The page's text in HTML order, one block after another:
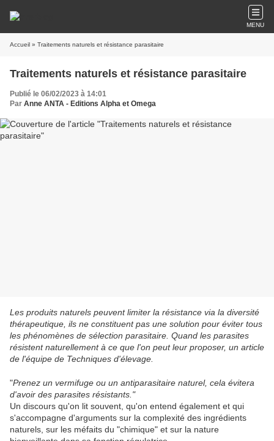
MENU
Accueil » Traitements naturels et résistance parasitaire
Traitements naturels et résistance parasitaire
Publié le 06/02/2023 à 14:01
Par Anne ANTA - Editions Alpha et Omega
Les produits naturels peuvent limiter la résistance via la diversité
thérapeutique, ils ne constituent pas une solution pour éviter tous
les phénomènes de sélection parasitaire. Quand les parasites
résistent naturellement à ce que l'on peut leur proposer, un article
de l'équipe de Techniques d'élevage.
"Prenez un vermifuge ou un antiparasitaire naturel, cela évitera
d'avoir des parasites résistants."
Un discours qu'on lit souvent, qu'on entend également et qui
s'accompagne d'arguments sur la complexité des ingrédients
naturels, sur les méfaits du "chimique" et sur la nature